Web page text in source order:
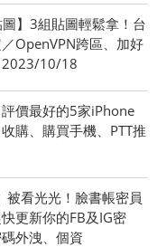
圖】3組貼圖輕鬆拿！台
OpenVPN跨區、加好
2023/10/18
評價最好的5家iPhone
購、購買手機、PTT推
被看光光！臉書帳密員
更新你的FB及IG密
外洩、個資